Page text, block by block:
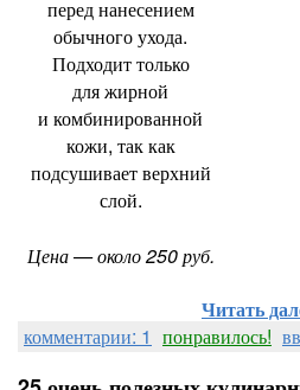
перед нанесением
обычного ухода.
Подходит только
для жирной
и комбинированной
кожи, так как
подсушивает верхний
слой.
Цена — около 250 руб.
Читать
комментарии: 1 понравилось!